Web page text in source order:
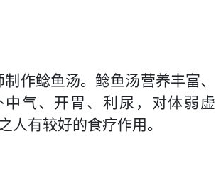
作鲶鱼汤。鲶鱼汤营养丰富、
中气、开胃、利尿，对体弱虚
人有较好的食疗作用。